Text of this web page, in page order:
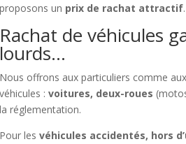
proposons un prix de rachat attractif
Rachat de véhicules
lourds…
Nous offrons aux particuliers comme
véhicules :voitures, deux-roues
la réglementation.
Pour lesvéhicules accidentés, hors